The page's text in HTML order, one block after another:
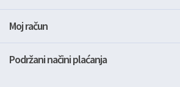
Moj račun
Podržani načini plaćanja